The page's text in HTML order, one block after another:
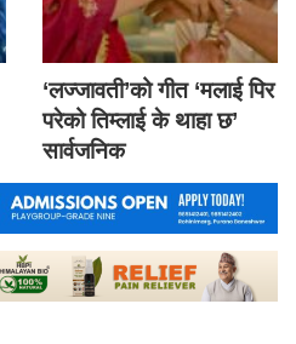
‘लज्जावती’को गीत ‘मलाई पिर
परेको तिम्लाई के थाहा छ’
सार्वजनिक